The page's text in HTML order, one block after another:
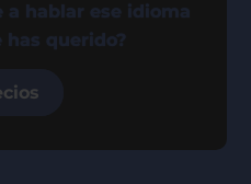
a hablar ese idioma
querido?